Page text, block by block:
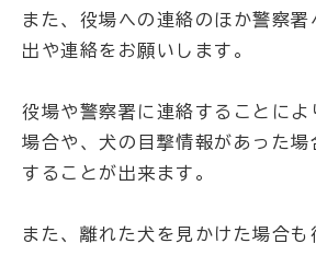
また、役場への連絡のほか警察署
出や連絡をお願いします。
役場や警察署に連絡することによ
場合や、犬の目撃情報があった場
することが出来ます。
また、離れた犬を見かけた場合も